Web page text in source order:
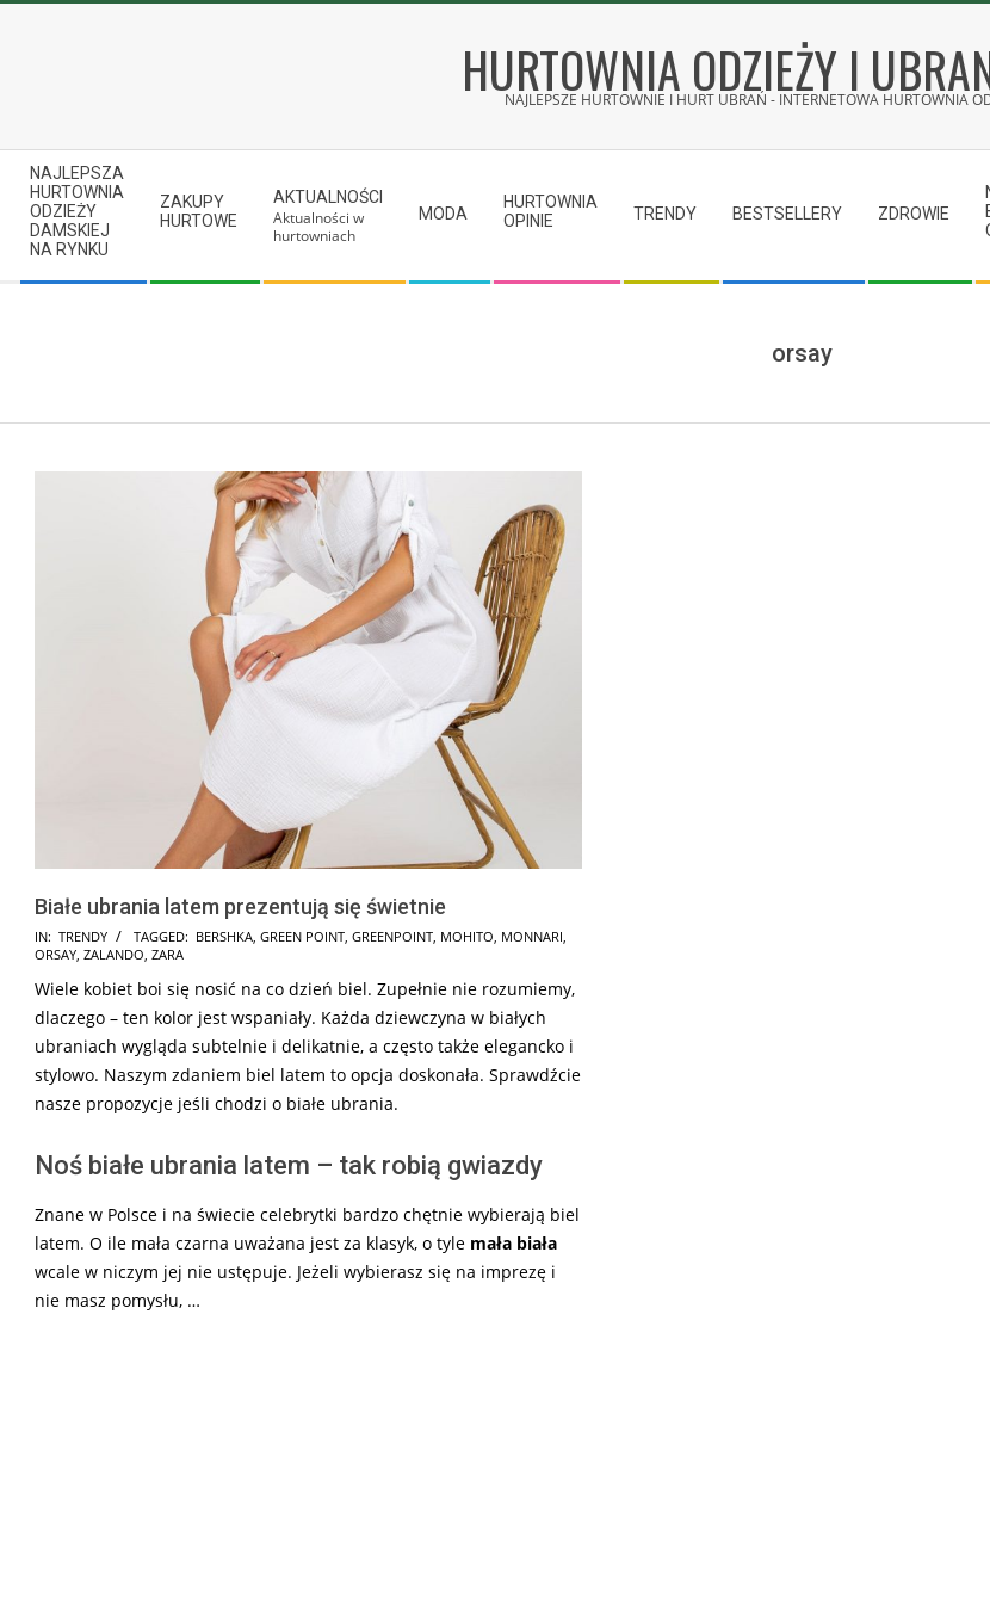
HURTOWNIA ODZIEŻY I
NAJLEPSZE HURTOWNIE I HURT UBRAŃ - INTERNETOWA HURTOWNIA
Secondary
Navigation
Menu
NAJLEPSZA
HURTOWNIA
ODZIEŻY
DAMSKIEJ
NA RYNKU
ZAKUPY
HURTOWE
AKTUALNOŚCI
Aktualności w
hurtowniach
MODA
HURTOWNIA
OPINIE
TRENDY BESTSELLERY ZDROWIE
orsay
Białe ubrania latem prezentują się świetnie
2025-
02-
01
IN: TRENDY TAGGED: BERSHKA GREEN POINT GREENPOINT MOHITO MONNARI
ORSAY ZALANDO ZARA
Wiele kobiet boi się nosić na co dzień biel. Zupełnie nie rozumiemy,
dlaczego – ten kolor jest wspaniały. Każda dziewczyna w białych
ubraniach wygląda subtelnie i delikatnie, a często także elegancko i
stylowo. Naszym zdaniem biel latem to opcja doskonała. Sprawdźcie
nasze propozycje jeśli chodzi o białe ubrania.
Noś białe ubrania latem – tak robią gwiazdy
Znane w Polsce i na świecie celebrytki bardzo chętnie wybierają biel
latem. O ile mała czarna uważana jest za klasyk, o tyle mała biała
wcale w niczym jej nie ustępuje. Jeżeli wybierasz się na imprezę i
nie masz pomysłu, …